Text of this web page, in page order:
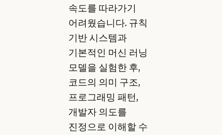
속도를 따라가기
어려웠습니다. 규칙
기반 시스템과
기본적인 머신 러닝
모델을 실험한 후,
코드의 의미 구조,
프로그래밍 패턴,
개발자 의도를
진정으로 이해할 수